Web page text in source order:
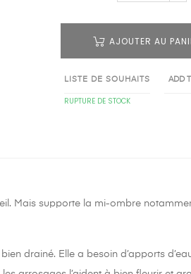
AJOUTER AU
LISTE DE SOUHAITS ADD
RUPTURE DE STOCK
Mais supporte la mi-ombre
drainé. Elle a besoin d’apports